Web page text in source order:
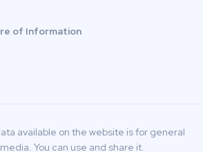
of Information
available on the website is for general
You can use and share it.